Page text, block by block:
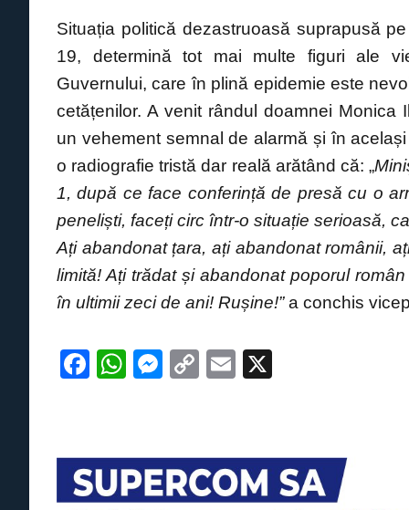
c
e
b
o
o
k
at
s
A
p
p
ss
e
n
g
er
p
y
Li
n
k
ail
Situația politică dezastruoasă suprapusă
19, determină tot mai multe figuri ale
Guvernului, care în plină epidemie este
cetățenilor. A venit rândul doamnei Monica
un vehement semnal de alarmă și în
o radiografie tristă dar reală arătând că: „
1, după ce face conferință de presă cu o
peneliști, faceți circ într-o situație serioasă,
Ați abandonat țara, ați abandonat românii,
limită! Ați trădat și abandonat poporul
în ultimii zeci de ani! Rușine!”a conchis
F
e
b
W
s
A
M
e
n
C
y
Li
E